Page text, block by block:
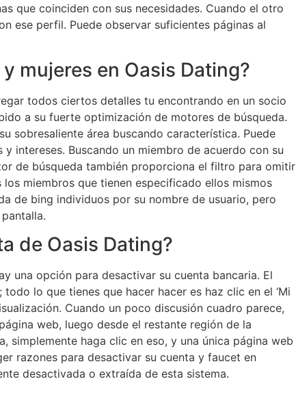
que coinciden con sus necesidades. Cuando el otro
ese perfil. Puede observar suficientes páginas al
mujeres en Oasis Dating?
todos ciertos detalles tu encontrando en un socio
a su fuerte optimización de motores de búsqueda.
sobresaliente área buscando característica. Puede
intereses. Buscando un miembro de acuerdo con su
de búsqueda también proporciona el filtro para omitir
miembros que tienen especificado ellos mismos
de bing individuos por su nombre de usuario, pero
de Oasis Dating?
una opción para desactivar su cuenta bancaria. El
lo que tienes que hacer hacer es haz clic en el ‘Mi
Cuando un poco discusión cuadro parece,
web, luego desde el restante región de la
simplemente haga clic en eso, y una única página web
razones para desactivar su cuenta y faucet en
desactivada o extraída de esta sistema.